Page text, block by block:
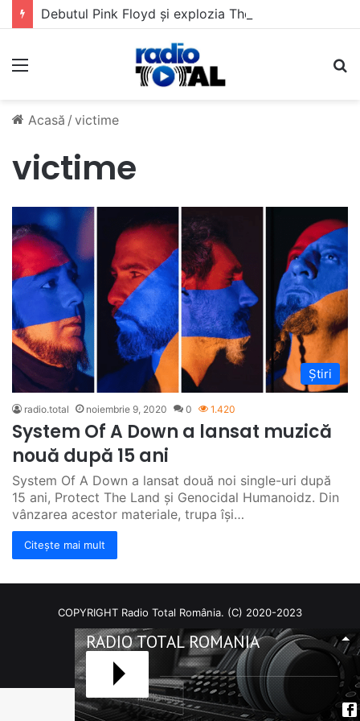
Debutul Pink Floyd și explozia The Kinks
Meniu
Acasă / victime
victime
Știri
radio.total noiembrie 9, 2020 0 1.420
System Of A Down a lansat muzică
nouă după 15 ani
System Of A Down a lansat două noi single-uri după
15 ani, Protect The Land și Genocidal Humanoidz. Din
vânzarea acestor materiale, trupa își…
Citește mai mult
COPYRIGHT Radio Total România. (C) 2020-2023
Facebook
RSS
RADIO TOTAL ROMANIA